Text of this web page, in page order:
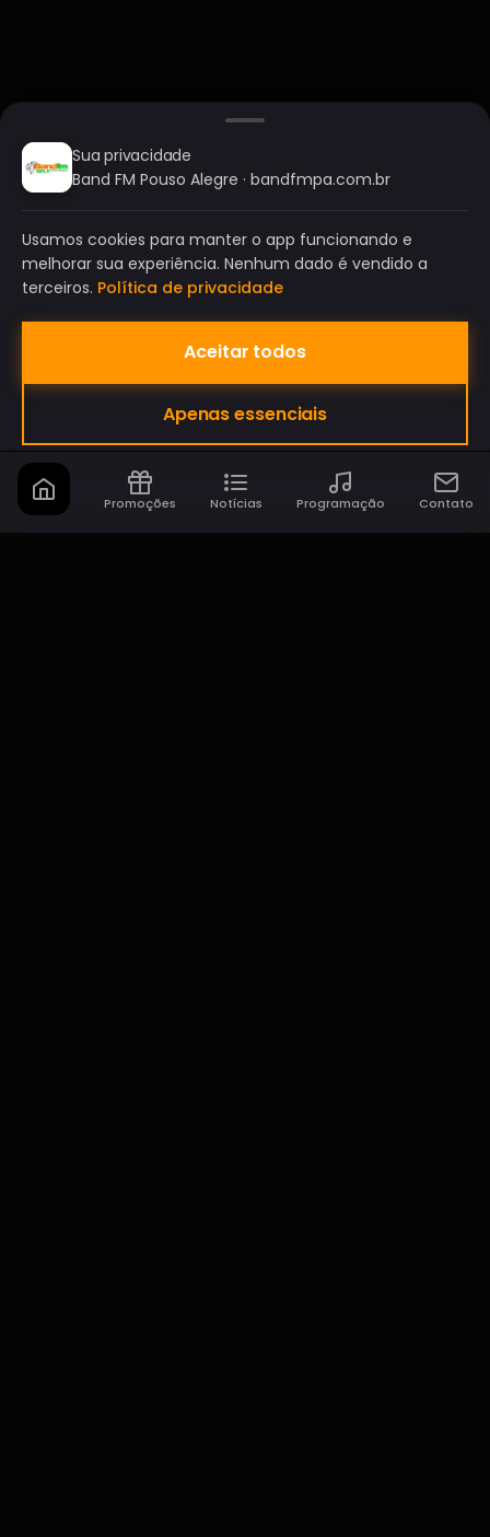
BAND FM POUSO ALEGRE
A SUA RÁDIO DO SEU JEITO!
Sua privacidade
Band FM Pouso Alegre · bandfmpa.com.br
Usamos cookies para manter o app funcionando e
melhorar sua experiência. Nenhum dado é vendido a
terceiros. Política de privacidade
Aceitar todos
Apenas essenciais
Promoções Notícias Programação Contato